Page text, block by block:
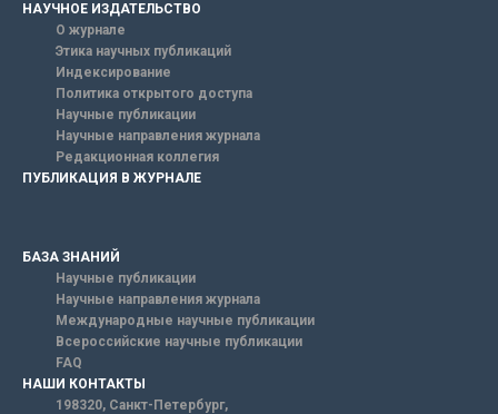
НАУЧНОЕ ИЗДАТЕЛЬСТВО
О журнале
Этика научных публикаций
Индексирование
Политика открытого доступа
Научные публикации
Научные направления журнала
Редакционная коллегия
ПУБЛИКАЦИЯ В ЖУРНАЛЕ
БАЗА ЗНАНИЙ
Научные публикации
Научные направления журнала
Международные научные публикации
Всероссийские научные публикации
FAQ
НАШИ КОНТАКТЫ
198320, Санкт-Петербург,